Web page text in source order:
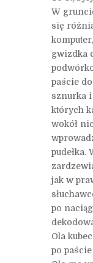
W
się
gwizdka
paście
sznurka
których
wokół
pudełka.
jak w
po
Ola
po